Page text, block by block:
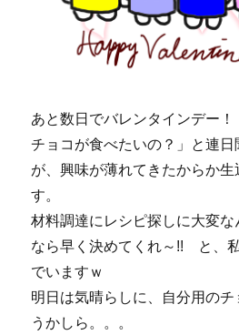
あと数日でバレンタインデー
チョコが食べたいの？」と連
が、興味が薄れてきたからか
す。
材料調達にレシピ探しに大変
なら早く決めてくれ～!! と、
でいますｗ
明日は気晴らしに、自分用のチ
うかしら。。。